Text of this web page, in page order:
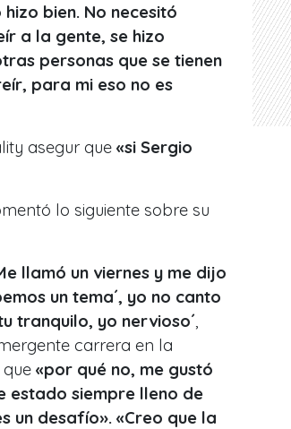
bien. No necesitó
a la gente, se hizo
personas que se tienen
para mi eso no es
asegur que «si Sergio
lo siguiente sobre su
llamó un viernes y me dijo
un tema´, yo no canto
tranquilo, yo nervioso´
carrera en la
«por qué no, me gustó
estado siempre lleno de
un desafío». «Creo que la